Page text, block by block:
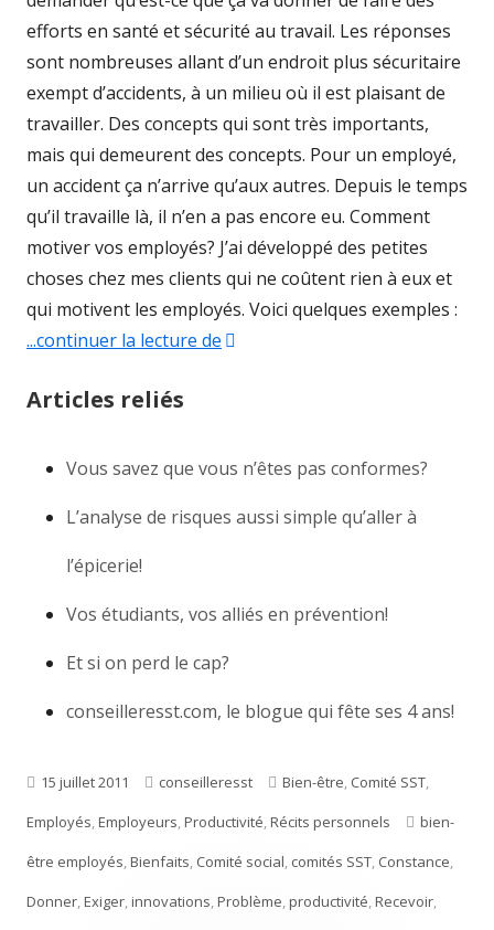
efforts en santé et sécurité au travail. Les réponses
sont nombreuses allant d’un endroit plus sécuritaire
exempt d’accidents, à un milieu où il est plaisant de
travailler. Des concepts qui sont très importants,
mais qui demeurent des concepts. Pour un employé,
un accident ça n’arrive qu’aux autres. Depuis le temps
qu’il travaille là, il n’en a pas encore eu. Comment
motiver vos employés? J’ai développé des petites
choses chez mes clients qui ne coûtent rien à eux et
qui motivent les employés. Voici quelques exemples :
...continuer la lecture de "Donner pour recevoir au lieu
Articles reliés
Vous savez que vous n’êtes pas conformes?
L’analyse de risques aussi simple qu’aller à
l’épicerie!
Vos étudiants, vos alliés en prévention!
Et si on perd le cap?
conseilleresst.com, le blogue qui fête ses 4 ans!
Publié
le
15 juillet 2011 Auteur
conseilleresst Catégories
Bien-être, Comité SST,
Employés,Employeurs,Productivité,Récits personnels Étiquettes
bien-
être employés,Bienfaits, Comité social, comités SST, Constance,
Donner,Exiger,innovations,Problème,productivité,Recevoir,